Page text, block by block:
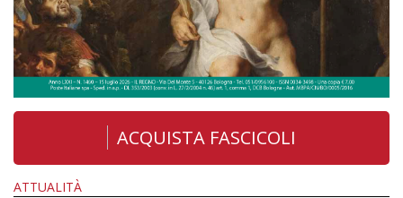
ACQUISTA FASCICOLI
ATTUALITÀ